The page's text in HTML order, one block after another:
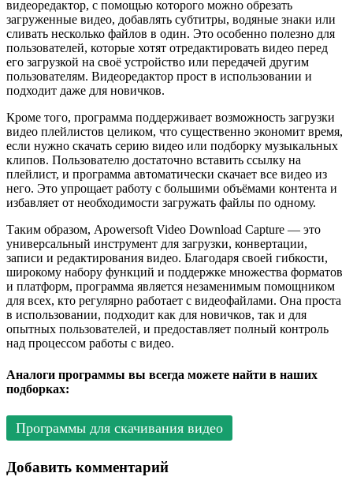
видеоредактор, с помощью которого можно обрезать
загруженные видео, добавлять субтитры, водяные знаки или
сливать несколько файлов в один. Это особенно полезно для
пользователей, которые хотят отредактировать видео перед
его загрузкой на своё устройство или передачей другим
пользователям. Видеоредактор прост в использовании и
подходит даже для новичков.
Кроме того, программа поддерживает возможность загрузки
видео плейлистов целиком, что существенно экономит время,
если нужно скачать серию видео или подборку музыкальных
клипов. Пользователю достаточно вставить ссылку на
плейлист, и программа автоматически скачает все видео из
него. Это упрощает работу с большими объёмами контента и
избавляет от необходимости загружать файлы по одному.
Таким образом, Apowersoft Video Download Capture — это
универсальный инструмент для загрузки, конвертации,
записи и редактирования видео. Благодаря своей гибкости,
широкому набору функций и поддержке множества форматов
и платформ, программа является незаменимым помощником
для всех, кто регулярно работает с видеофайлами. Она проста
в использовании, подходит как для новичков, так и для
опытных пользователей, и предоставляет полный контроль
над процессом работы с видео.
Аналоги программы вы всегда можете найти в наших
подборках:
Программы для скачивания видео
Добавить комментарий